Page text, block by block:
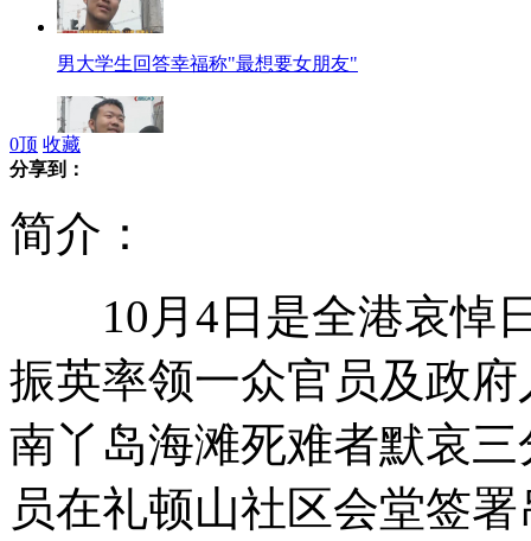
男大学生回答幸福称"最想要女朋友"
网事焦点：老曲新唱话白局
美国一男子疑被自己养的猪吃掉
0顶 收藏
分享到：
简介：
10月4日是全港哀悼日
振英率领一众官员及政
南丫岛海滩死难者默哀
员在礼顿山社区会堂签